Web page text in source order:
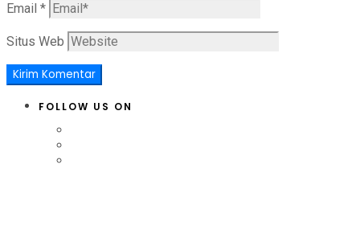
Email *
Situs Web
FOLLOW US ON